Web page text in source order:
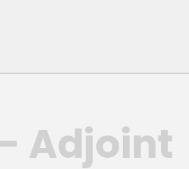
Adjoint